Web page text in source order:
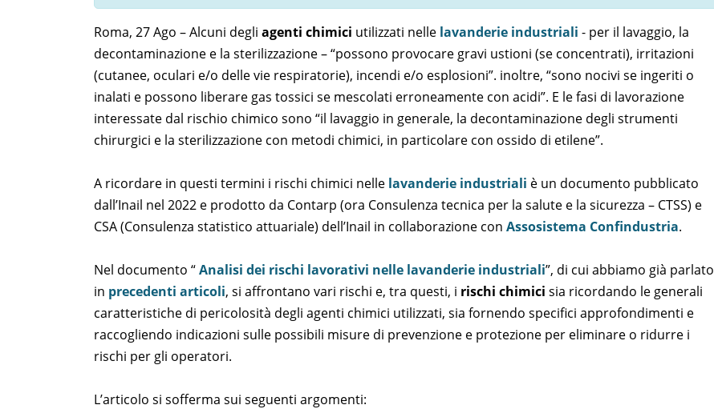
Roma, 27 Ago – Alcuni degli agenti chimici utilizzati nelle lavanderie industriali - per il lavaggio, la
decontaminazione e la sterilizzazione – “possono provocare gravi ustioni (se concentrati), irritazioni
(cutanee, oculari e/o delle vie respiratorie), incendi e/o esplosioni”. inoltre, “sono nocivi se ingeriti o
inalati e possono liberare gas tossici se mescolati erroneamente con acidi”. E le fasi di lavorazione
interessate dal rischio chimico sono “il lavaggio in generale, la decontaminazione degli strumenti
chirurgici e la sterilizzazione con metodi chimici, in particolare con ossido di etilene”.
A ricordare in questi termini i rischi chimici nelle lavanderie industriali è un documento pubblicato
dall’Inail nel 2022 e prodotto da Contarp (ora Consulenza tecnica per la salute e la sicurezza – CTSS) e
CSA (Consulenza statistico attuariale) dell’Inail in collaborazione con Assosistema Confindustria.
Nel documento “Analisi dei rischi lavorativi nelle lavanderie industriali”, di cui abbiamo già parlato
in precedenti articoli, si affrontano vari rischi e, tra questi, i rischi chimici sia ricordando le generali
caratteristiche di pericolosità degli agenti chimici utilizzati, sia fornendo specifici approfondimenti e
raccogliendo indicazioni sulle possibili misure di prevenzione e protezione per eliminare o ridurre i
rischi per gli operatori.
L’articolo si sofferma sui seguenti argomenti: